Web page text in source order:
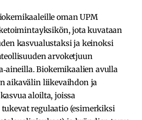
oman UPM
jota kuvataan
kasvualustaksi ja keinoksi
arvoketjuun
Biokemikaalien avulla
aikavälin liikevaihdon ja
aloilta, joissa
regulaatio (esimerkiksi